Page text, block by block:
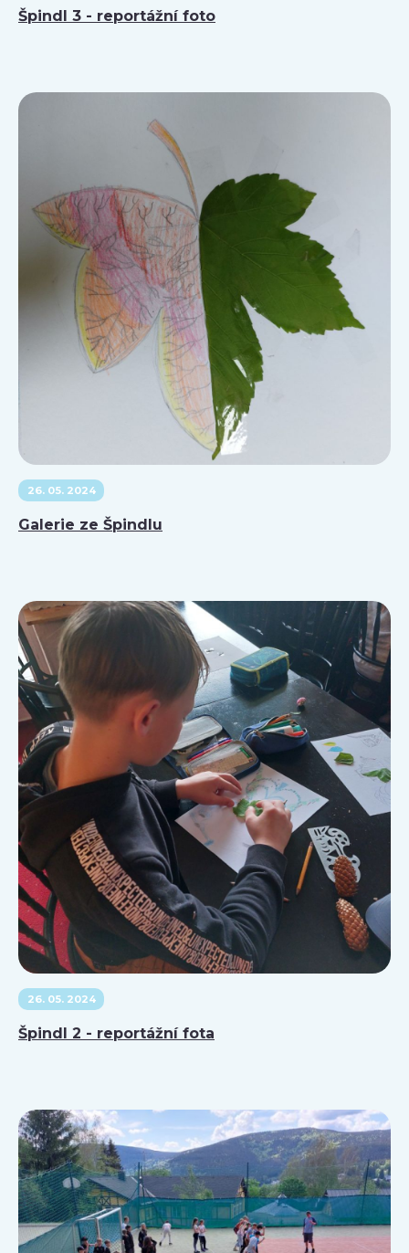
Špindl 3 - reportážní foto
26. 05. 2024
Galerie ze Špindlu
26. 05. 2024
Špindl 2 - reportážní fota